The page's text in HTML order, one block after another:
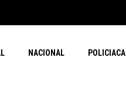
NACIONAL POLICIACA